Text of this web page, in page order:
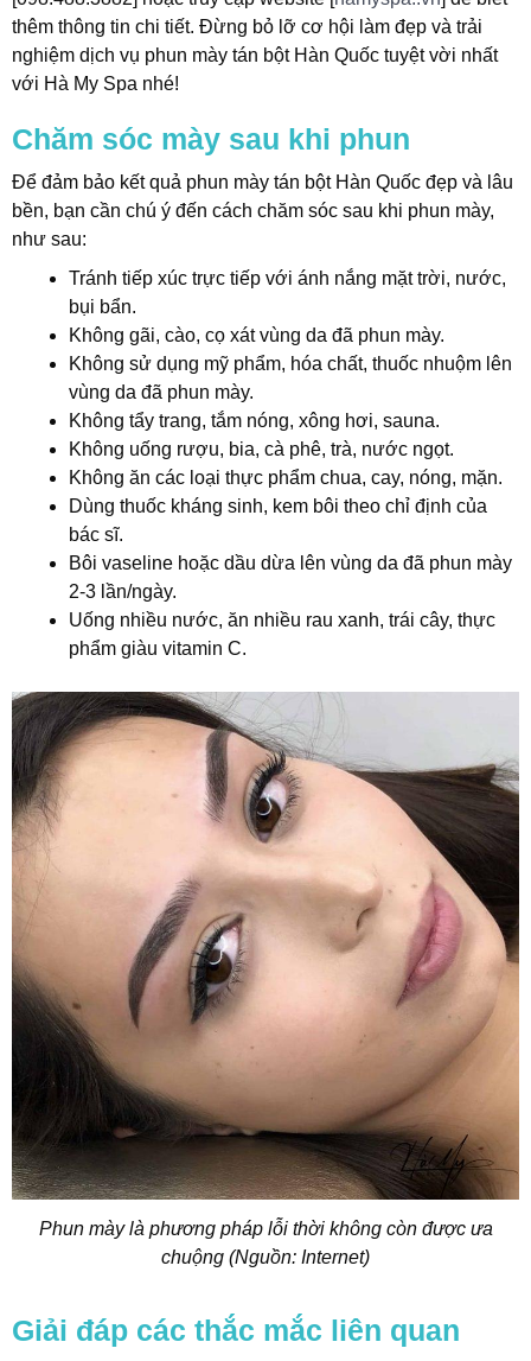
thêm thông tin chi tiết. Đừng bỏ lỡ cơ hội làm đẹp và trải
nghiệm dịch vụ phun mày tán bột Hàn Quốc tuyệt vời nhất
với Hà My Spa nhé!
Chăm sóc mày sau khi phun
Để đảm bảo kết quả phun mày tán bột Hàn Quốc đẹp và lâu
bền, bạn cần chú ý đến cách chăm sóc sau khi phun mày,
như sau:
Tránh tiếp xúc trực tiếp với ánh nắng mặt trời, nước,
bụi bẩn.
Không gãi, cào, cọ xát vùng da đã phun mày.
Không sử dụng mỹ phẩm, hóa chất, thuốc nhuộm lên
vùng da đã phun mày.
Không tẩy trang, tắm nóng, xông hơi, sauna.
Không uống rượu, bia, cà phê, trà, nước ngọt.
Không ăn các loại thực phẩm chua, cay, nóng, mặn.
Dùng thuốc kháng sinh, kem bôi theo chỉ định của
bác sĩ.
Bôi vaseline hoặc dầu dừa lên vùng da đã phun mày
2-3 lần/ngày.
Uống nhiều nước, ăn nhiều rau xanh, trái cây, thực
phẩm giàu vitamin C.
Phun mày là phương pháp lỗi thời không còn được ưa
chuộng (Nguồn: Internet)
Giải đáp các thắc mắc liên quan